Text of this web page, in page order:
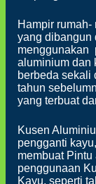
Hampir rumah-
yang dibangun
menggunakan
aluminium dan
berbeda sekali
tahun
yang terbuat
Kusen
pengganti
membuat
penggunaan
Kayu, seperti